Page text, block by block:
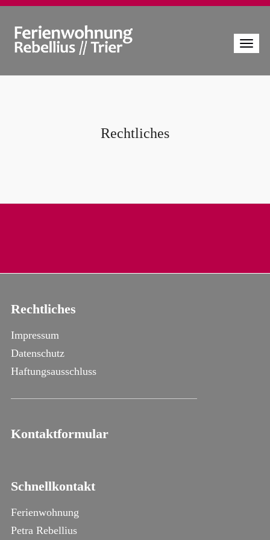
Rechtliches
Rechtliches
Impressum
Datenschutz
Haftungsausschluss
Kontaktformular
Schnellkontakt
Ferienwohnung
Petra Rebellius